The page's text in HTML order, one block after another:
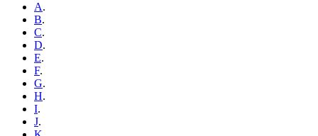
A.
B.
C.
D.
E.
F.
G.
H.
I.
J.